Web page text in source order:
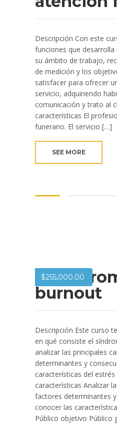
Descripción Con este
funciones que
su ámbito de trabajo,
de medición y los
satisfacer para ofrecer
servicio, adquiriendo
comunicación y trato al
características El
funerario. El servicio […]
SEE MORE
$255,000.00
El
burnout
Descripción Este curso
en qué consiste el
analizar las principales
determinantes y
características del
características Analizar
factores determinantes
conocer las
Público objetivo Público